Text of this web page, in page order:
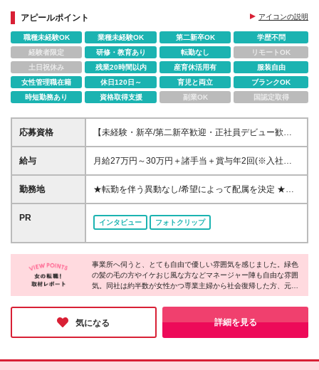
アピールポイント アイコンの説明
職種未経験OK 業種未経験OK 第二新卒OK
学歴不問
経験者限定
研修・教育あり 転勤なし
リモートOK
土日祝休み
残業20時間以内 産育休活用有
服装自由
女性管理職在籍
休日120日～ 育児と両立
ブランクOK
時短勤務あり
資格取得支援 副業OK 国認定取得
応募資格
【未経験・新卒/第二新卒歓迎・正社員デビュー歓
迎】 ◆未経験・ブランクOK ◆学歴不問 ◆スキルや経
験一切不問 ◆ブランク・無資格OK ◎「意欲重視」の
たい ・自分の気づきやアイディアを活かしたい あな
たの思い描く姿をぜひ面接で聞かせてください！
給与
月給27万円～30万円＋諸手当＋賞与年2回(※入社時期
により1回) ※エリア・資格・経験能力を最大限考慮の
うえ決定します。 ※交通費別途全額支給(上限なし) ※
給 ※試用期間約3か月（同条件） ＜昇給／年1回＞ 初
考課の上で随時昇給！ ＜どうして収入アップが叶う
の？＞ 全国で活躍中のスタッフは5600人以上。8割が
介護未経験からの入社ですが、 着実に収入アップを
す。 ITでシフト管理や事務作業の無駄を省き、生み出
した利益をしっかり還元。 また、高齢化社会におい
勤務地
★転勤を伴う異動なし/希望によって配属を決定 ★U
ターン・Iターン希望者も大歓迎 ★入社前・入社後ど
ちらでも移住補助があります 首都圏や地方で働い
てみたい人もお気軽にご相談ください ★基本的に直
行直帰 ★マイカー通勤OK・駐車場あり ★東京勤務の
場合は時短勤務が可能なエリアもございます ＜全国
＞ 北海道/岩手※/宮城/福島/茨城/栃木/群馬/埼玉/千葉/
東京/神奈川/新潟/長野/岐阜/静岡/愛知/京都/大阪/兵庫/
奈良※/和歌山/岡山※/広島/福岡/長崎※/熊本※/大分※/鹿
用中です） ※定例会・ミーティングはリモート実施／
月1回 ※研修はオンライン、または近隣カレッジ施設
PR
インタビュー フォトクリップ
事業所へ伺うと、とても自由で優しい雰囲気を感じました。緑色
の髪の毛の方やイケおじ風な方などマネージャー陣も自由な雰囲
気。同社は約半数が女性かつ専業主婦から社会復帰した方、元フ
リーターなど20～60代まで幅広い年代の方が活躍しています。一
人ひとり働き方を柔軟に調整したり、本人の適性や頑張りで昇
給・昇格を目指せる体制を整えたりと、長く働ける制度が充実！
未経験から理想のキャリアを叶えられるのが魅力です♪
気になる 詳細を見る